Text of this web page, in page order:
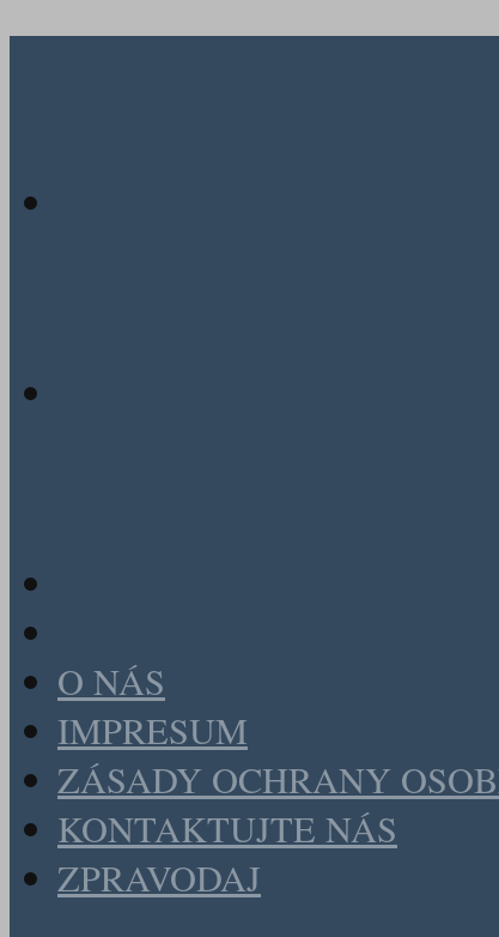
O NÁS
IMPRESUM
ZÁSADY OCHRANY
KONTAKTUJTE NÁS
ZPRAVODAJ